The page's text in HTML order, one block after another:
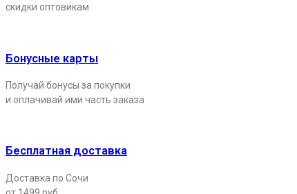
скидки оптовикам
Бонусные карты
Получай бонусы за покупки
и оплачивай ими часть заказа
Бесплатная доставка
Доставка по Сочи